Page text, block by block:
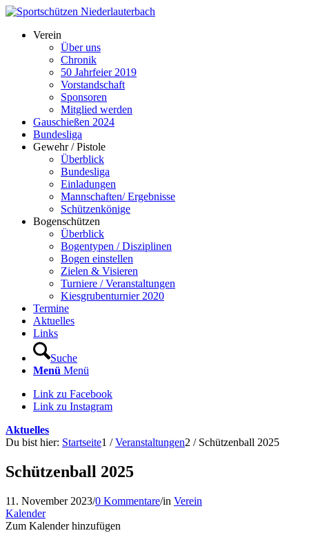
Verein
Über uns
Chronik
50 Jahrfeier 2019
Vorstandschaft
Sponsoren
Mitglied werden
Gauschießen 2024
Bundesliga
Gewehr / Pistole
Überblick
Bundesliga
Einladungen
Mannschaften/ Ergebnisse
Schützenkönige
Bogenschützen
Überblick
Bogentypen / Disziplinen
Bogen einstellen
Zielen & Visieren
Turniere / Veranstaltungen
Kiesgrubenturnier 2020
Termine
Aktuelles
Links
Suche
Menü Menü
Link zu Facebook
Link zu Instagram
Aktuelles
Du bist hier: Startseite1 / Veranstaltungen2 / Schützenball 2025
Schützenball 2025
11. November 2023/0 Kommentare/in Verein
Kalender
Zum Kalender hinzufügen